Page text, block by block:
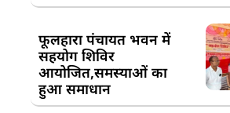
फूलहारा पंचायत भवन में
सहयोग शिविर
आयोजित,समस्याओं का
हुआ समाधान